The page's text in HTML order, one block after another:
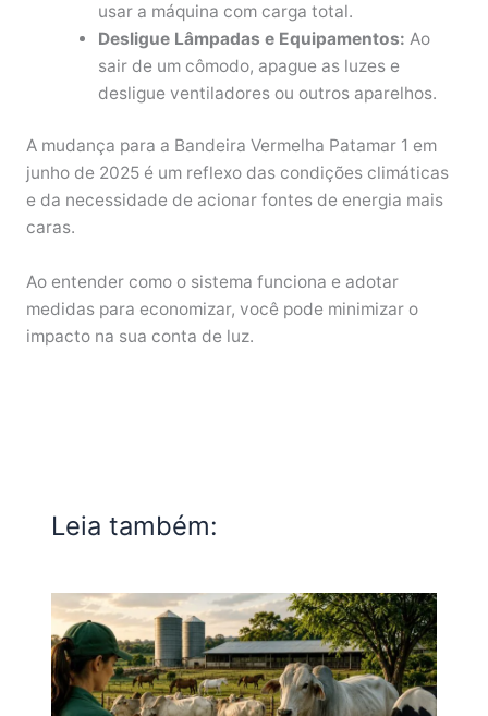
usar a máquina com carga total.
Desligue Lâmpadas e Equipamentos: Ao
sair de um cômodo, apague as luzes e
desligue ventiladores ou outros aparelhos.
A mudança para a Bandeira Vermelha Patamar 1 em
junho de 2025 é um reflexo das condições climáticas
e da necessidade de acionar fontes de energia mais
caras.
Ao entender como o sistema funciona e adotar
medidas para economizar, você pode minimizar o
impacto na sua conta de luz.
Leia também: